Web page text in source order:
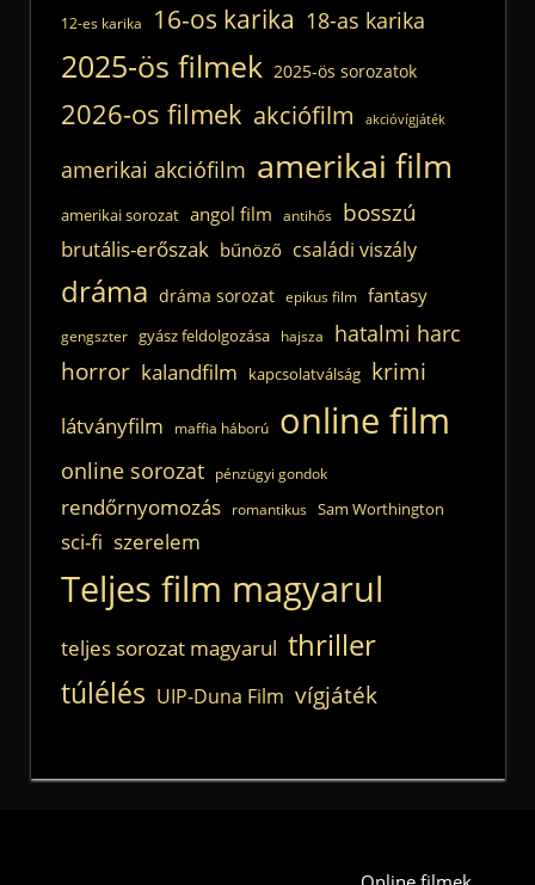
12-es karika 16-os karika 18-as karika
2025-ös filmek 2025-ös sorozatok
2026-os filmek akciófilm akcióvígjáték
amerikai akciófilm amerikai film
amerikai sorozat angol film antihős bosszú
brutális-erőszak bűnöző családi viszály
dráma dráma sorozat epikus film fantasy
gengszter gyász feldolgozása hajsza hatalmi harc
horror kalandfilm kapcsolatválság krimi
látványfilm maffia háború online film
online sorozat pénzügyi gondok
rendőrnyomozás romantikus Sam Worthington
sci-fi szerelem
Teljes film magyarul
teljes sorozat magyarul thriller
túlélés UIP-Duna Film vígjáték